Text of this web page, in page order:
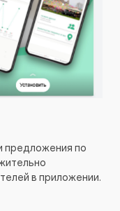
предложения по
в приложении.